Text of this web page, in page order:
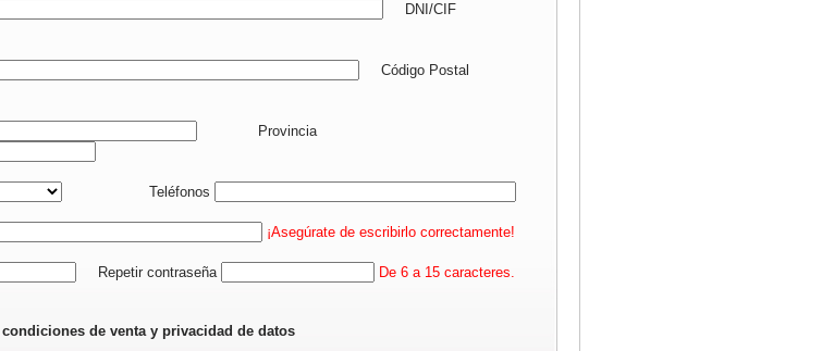
DNI/CIF
Código Postal
Provincia
Teléfonos
¡Asegúrate de escribirlo correctamente!
Repetir contraseña De 6 a 15 caracteres.
condiciones de venta y privacidad de datos